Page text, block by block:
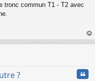
tronc commun T1 - T2 avec
au
?